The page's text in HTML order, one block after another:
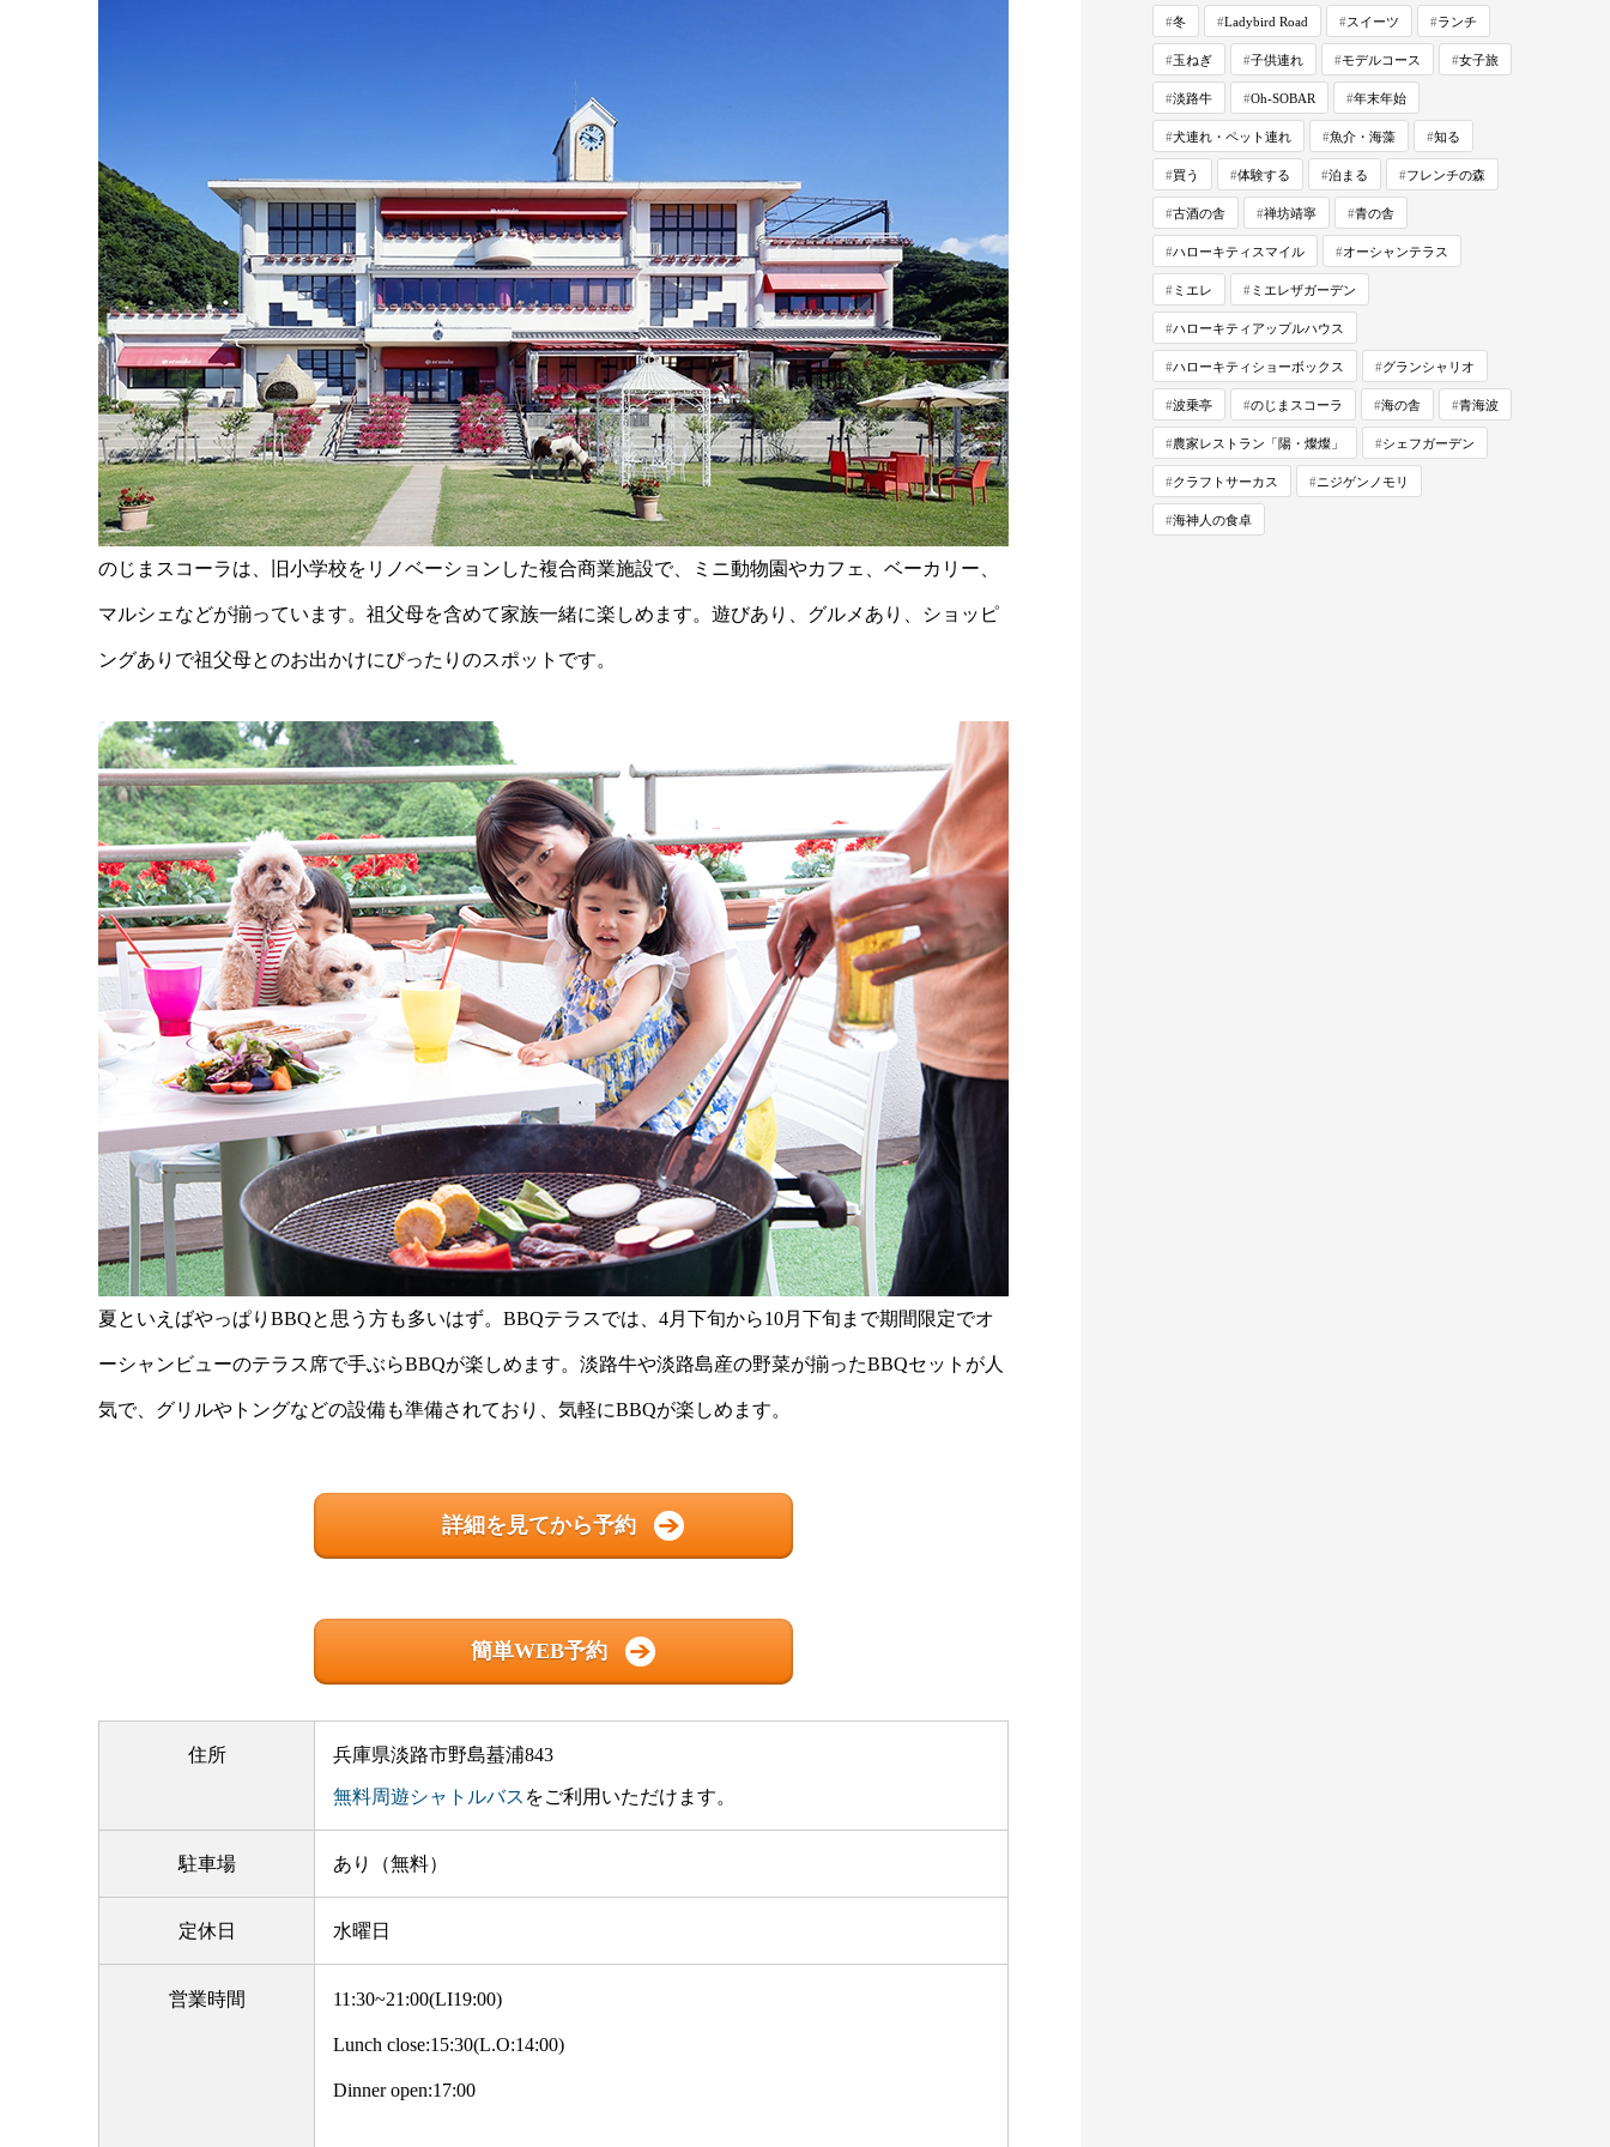
のじまスコーラは、旧小学校をリノベーションした複合商業施設で、ミニ動物園やカフェ、ベーカリー、
マルシェなどが揃っています。祖父母を含めて家族一緒に楽しめます。遊びあり、グルメあり、ショッピ
ングありで祖父母とのお出かけにぴったりのスポットです。
夏といえばやっぱりBBQと思う方も多いはず。BBQテラスでは、4月下旬から10月下旬まで期間限定でオ
ーシャンビューのテラス席で手ぶらBBQが楽しめます。淡路牛や淡路島産の野菜が揃ったBBQセットが人
気で、グリルやトングなどの設備も準備されており、気軽にBBQが楽しめます。
詳細を見てから予約
簡単WEB予約
住所 兵庫県淡路市野島蟇浦843
無料周遊シャトルバス をご利用いただけます。
駐車場 あり（無料）
定休日 水曜日
営業時間 11:30~21:00(LI19:00)
Lunch close:15:30(L.O:14:00)
Dinner open:17:00
冬 Ladybird Road スイーツ ランチ
玉ねぎ 子供連れ モデルコース 女子旅
淡路牛 Oh-SOBAR 年末年始
犬連れ・ペット連れ 魚介・海藻 知る
買う 体験する 泊まる フレンチの森
古酒の舎 禅坊靖寧 青の舎
ハローキティスマイル オーシャンテラス
ミエレ ミエレザガーデン
ハローキティアップルハウス
ハローキティショーボックス グランシャリオ
波乗亭 のじまスコーラ 海の舎 青海波
農家レストラン「陽・燦燦」 シェフガーデン
クラフトサーカス ニジゲンノモリ
海神人の食卓